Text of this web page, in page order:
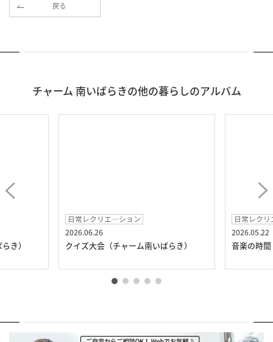
戻る
チャーム 南いばらきの他の暮らしのアルバム
き）
日常レクリエ―ション
2026.06.26
クイズ大会（チャーム南いばらき）
日常レク
2026.05.22
音楽の時